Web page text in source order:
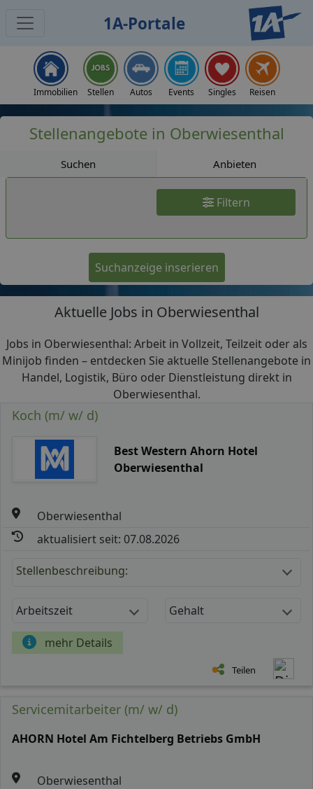
1A-Portale
Immobilien Stellen Autos Events Singles Reisen
Stellenangebote in Oberwiesenthal
Suchen Anbieten
Filtern
Suchanzeige inserieren
Aktuelle Jobs in Oberwiesenthal
Jobs in Oberwiesenthal: Arbeit in Vollzeit, Teilzeit oder als
Minijob finden – entdecken Sie aktuelle Stellenangebote in
Handel, Logistik, Büro oder Dienstleistung direkt in
Oberwiesenthal.
Koch (m/ w/ d)
Best Western Ahorn Hotel
Oberwiesenthal
Oberwiesenthal
aktualisiert seit: 07.08.2026
Stellenbeschreibung:
Arbeitszeit Gehalt
mehr Details
Teilen
Servicemitarbeiter (m/ w/ d)
AHORN Hotel Am Fichtelberg Betriebs GmbH
Oberwiesenthal